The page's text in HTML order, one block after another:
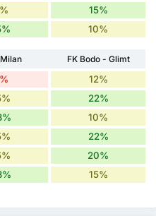
15%
10%
FK Bodo - Glimt
12%
22%
10%
22%
20%
15%